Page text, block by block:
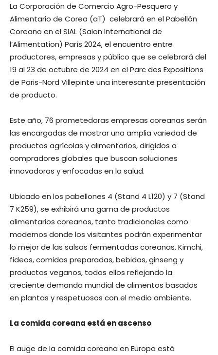
La Corporación de Comercio Agro-Pesquero y
Alimentario de Corea (aT) celebrará en el Pabellón
Coreano en el SIAL (Salon International de
l’Alimentation) París 2024, el encuentro entre
productores, empresas y público que se celebrará del
19 al 23 de octubre de 2024 en el Parc des Expositions
de Paris-Nord Villepinte una interesante presentación
de producto.
Este año, 76 prometedoras empresas coreanas serán
las encargadas de mostrar una amplia variedad de
productos agrícolas y alimentarios, dirigidos a
compradores globales que buscan soluciones
innovadoras y enfocadas en la salud.
Ubicado en los pabellones 4 (Stand 4 L120) y 7 (Stand
7 K259), se exhibirá una gama de productos
alimentarios coreanos, tanto tradicionales como
modernos donde los visitantes podrán experimentar
lo mejor de las salsas fermentadas coreanas, Kimchi,
fideos, comidas preparadas, bebidas, ginseng y
productos veganos, todos ellos reflejando la
creciente demanda mundial de alimentos basados
en plantas y respetuosos con el medio ambiente.
La comida coreana está en ascenso
El auge de la comida coreana en Europa está